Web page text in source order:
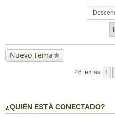
Nuevo Tema
46 temas 1
¿QUIÉN ESTÁ CONECTADO?